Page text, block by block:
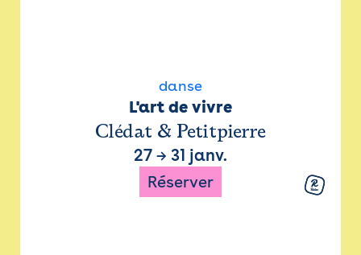
danse
L'art de vivre
Clédat & Petitpierre
27 → 31 janv.
Réserver